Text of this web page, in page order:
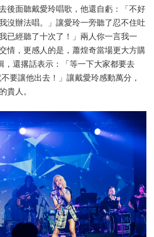
後面聽戴愛玲唱歌，他還自虧：「不好
沒辦法唱。」讓愛玲一旁聽了忍不住吐
已經聽了十次了！」兩人你一言我一
情，更感人的是，蕭煌奇當場更大方購
，還撂話表示：「等一下大家都要去
要讓他出去！」讓戴愛玲感動萬分，
貴人。